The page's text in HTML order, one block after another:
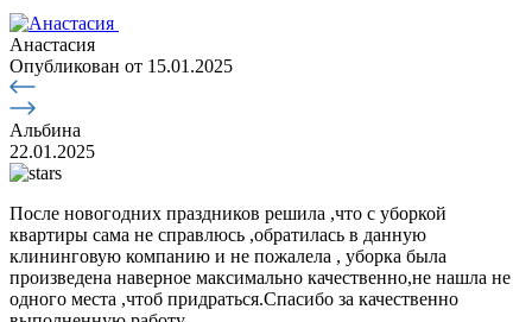
Анастасия
Опубликован от 15.01.2025
Альбина
22.01.2025
После новогодних праздников решила ,что с уборкой
квартиры сама не справлюсь ,обратилась в данную
клининговую компанию и не пожалела , уборка была
произведена наверное максимально качественно,не нашла не
одного места ,чтоб придраться.Спасибо за качественно